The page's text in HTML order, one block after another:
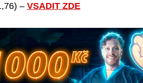
– VSADIT ZDE